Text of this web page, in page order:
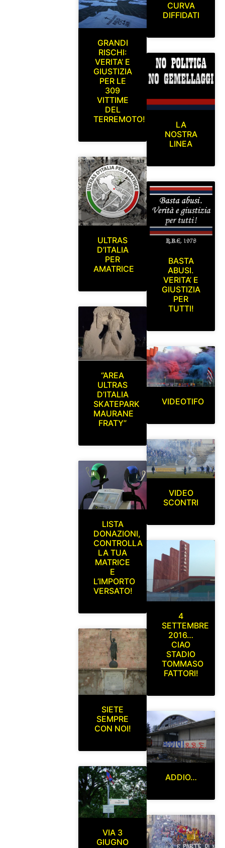
GRANDI
RISCHI:
VERITA’ E
GIUSTIZIA
PER LE
309
VITTIME
DEL
TERREMOTO!
ULTRAS
D’ITALIA
PER
AMATRICE
“AREA
ULTRAS
D’ITALIA
SKATEPARK
MAURANE
FRATY”
LISTA
DONAZIONI,
CONTROLLA
LA TUA
MATRICE
E
L’IMPORTO
VERSATO!
SIETE
SEMPRE
CON NOI!
VIA 3
GIUGNO
CURVA
DIFFIDATI
LA
NOSTRA
LINEA
BASTA
ABUSI.
VERITA’ E
GIUSTIZIA
PER
TUTTI!
VIDEOTIFO
VIDEO
SCONTRI
4
SETTEMBRE
2016…
CIAO
STADIO
TOMMASO
FATTORI!
ADDIO…